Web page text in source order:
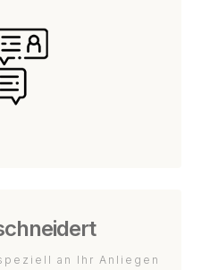
an Ihr Anliegen